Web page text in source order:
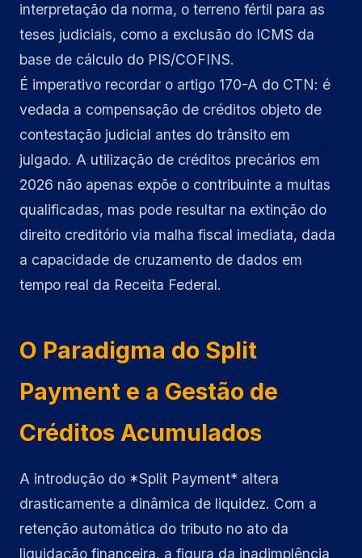
interpretação da norma, o terreno fértil para as
teses judiciais, como a exclusão do ICMS da
base de cálculo do PIS/COFINS.
É imperativo recordar o artigo 170-A do CTN: é
vedada a compensação de créditos objeto de
contestação judicial antes do trânsito em
julgado. A utilização de créditos precários em
2026 não apenas expõe o contribuinte a multas
qualificadas, mas pode resultar na extinção do
direito creditório via malha fiscal imediata, dada
a capacidade de cruzamento de dados em
tempo real da Receita Federal.
O Paradigma do Split
Payment e a Gestão de
Créditos Acumulados
A introdução do *Split Payment* altera
drasticamente a dinâmica de liquidez. Com a
retenção automática do tributo no ato da
liquidação financeira, a figura da inadimplência